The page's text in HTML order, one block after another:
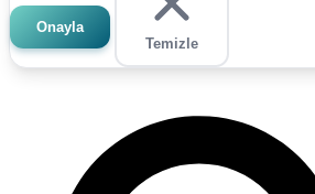
Onayla
Temizle